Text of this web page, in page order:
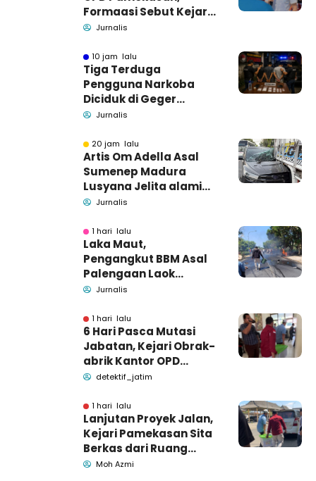
Formaasi Sebut Kejari
Pamekasan
Jurnalis
10 jam lalu
Tiga Terduga
Pengguna Narkoba
Diciduk di Geger
Bangkalan, Polisi Masih
Barang Bukti
Jurnalis
20 jam lalu
Artis Om Adella Asal
Sumenep Madura
Lusyana Jelita alami
kecelakaan di Wonogiri
Jurnalis
1 hari lalu
Laka Maut,
Pengangkut BBM Asal
Palengaan Laok
Pamekasan Meninggal
Jurnalis
1 hari lalu
6 Hari Pasca Mutasi
Jabatan, Kejari Obrak-
abrik Kantor OPD
Pemkab Pamekasan
detektif_jatim
1 hari lalu
Lanjutan Proyek Jalan,
Kejari Pamekasan Sita
Berkas dari Ruang
Pemkab Pamekasan
Moh Azmi